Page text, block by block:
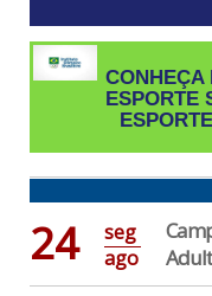
CONHEÇA
ESPORTE
24
seg
ago